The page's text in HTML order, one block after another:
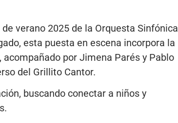
verano 2025 de la Orquesta Sinfónica
esta puesta en escena incorpora la
por Jimena Parés y Pablo
del Grillito Cantor.
buscando conectar a niños y